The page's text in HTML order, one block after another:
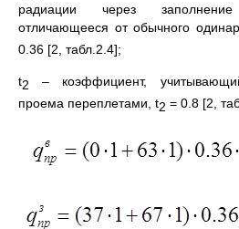
радиации через
отличающееся от обычного
0.36 [2, табл.2.4];
t2 – коэффициент,
проема переплетами, t2 = 0.8 [2,